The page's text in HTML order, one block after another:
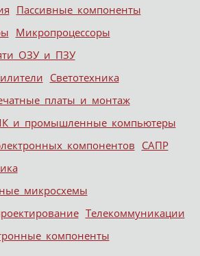
Пассивные компоненты
Микропроцессоры
ОЗУ и ПЗУ
Светотехника
платы и монтаж
и промышленные компьютеры
компонентов САПР
микросхемы
Телекоммуникации
компоненты